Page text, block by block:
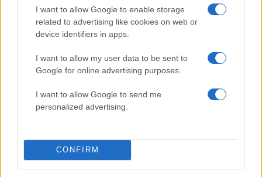
I want to allow Google to enable storage
related to advertising like cookies on web or
device identifiers in apps.
I want to allow my user data to be sent to
Google for online advertising purposes.
I want to allow Google to send me
personalized advertising.
CONFIRM
Βγήκαν ξανά τα μαχαίρια στην Ελπίδα
για τη Δημοκρατία: «Καρυστιανού,
Γρατσία και Γαλανός μετέτρεψαν το
κίνημα σε φοβικό αρχηγικό κόμμα»
Μεταφορές χρημάτων: Πότε μπορεί να
θεωρηθούν δωρεές και να επιβληθεί
Απίστευτο κι όμως αληθινό -
Aναστέλλονται τα τακτικά ραντεβού του
γιατρού
60 Σούπερ μάρκετ: Νέες μειώσεις τιμών –
916 προϊόντα στην εθνική πρωτοβουλία,